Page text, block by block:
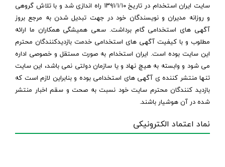
سایت ایران استخدام در تاریخ ۱۳۹۱/۱/۱۰ راه اندازی شد و با تلاش گروهی
و روزانه مدیران و نویسندگان خود در جهت تبدیل شدن به مرجع بروز
آگهی های استخدامی گام برداشت. سعی همیشگی همکاران ما ارائه
مطلوب و با کیفیت آگهی های استخدامی خدمت بازدیدکنندگان محترم
این سایت بوده است. ایران استخدام به صورت مستقل و خصوصی اداره
می شود و وابسته به هیچ نهاد و یا سازمان دولتی نمی باشد، این سایت
تنها منتشر کننده ی آگهی های استخدامی بوده و بنابراین لازم است که
بازدید کنندگان محترم سایت خود نسبت به صحت و سقم اخبار منتشر
شده در آن هوشیار باشند.
نماد اعتماد الکترونیکی